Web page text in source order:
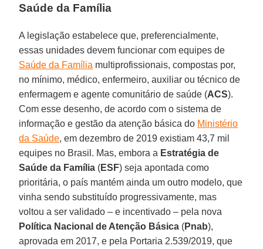
Saúde da Família
A legislação estabelece que, preferencialmente,
essas unidades devem funcionar com equipes de
Saúde da Família multiprofissionais, compostas por,
no mínimo, médico, enfermeiro, auxiliar ou técnico de
enfermagem e agente comunitário de saúde (ACS).
Com esse desenho, de acordo com o sistema de
informação e gestão da atenção básica do Ministério
da Saúde, em dezembro de 2019 existiam 43,7 mil
equipes no Brasil. Mas, embora a Estratégia de
Saúde da Família (ESF) seja apontada como
prioritária, o país mantém ainda um outro modelo, que
vinha sendo substituído progressivamente, mas
voltou a ser validado – e incentivado – pela nova
Política Nacional de Atenção Básica (Pnab),
aprovada em 2017, e pela Portaria 2.539/2019, que